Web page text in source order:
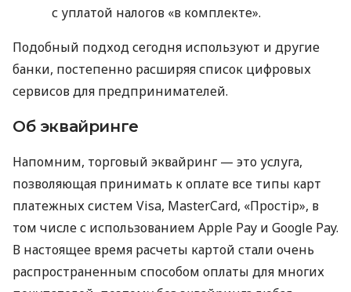
с уплатой налогов «в комплекте».
Подобный подход сегодня используют и другие
банки, постепенно расширяя список цифровых
сервисов для предпринимателей.
Об эквайринге
Напомним, торговый эквайринг — это услуга,
позволяющая принимать к оплате все типы карт
платежных систем Visa, MasterCard, «Простір», в
том числе с использованием Apple Pay и Google Pay.
В настоящее время расчеты картой стали очень
распространенным способом оплаты для многих